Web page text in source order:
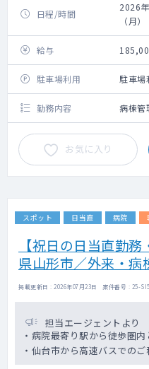
日程/時間
2026
（月
給与
駐車場利用 駐車場
勤務内容 病棟管
お気に入り
スポット 日当直 病院
【祝日の日当直勤
県山形市／外来・病
掲載更新日 : 2026年07月23日 案件番号 : 25-
担当エージェントより
・病院最寄り駅から徒歩圏
・仙台市から高速バスでの